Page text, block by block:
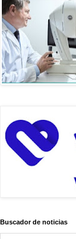
Buscador de noticias